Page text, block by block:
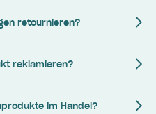
retournieren?
reklamieren?
im Handel?